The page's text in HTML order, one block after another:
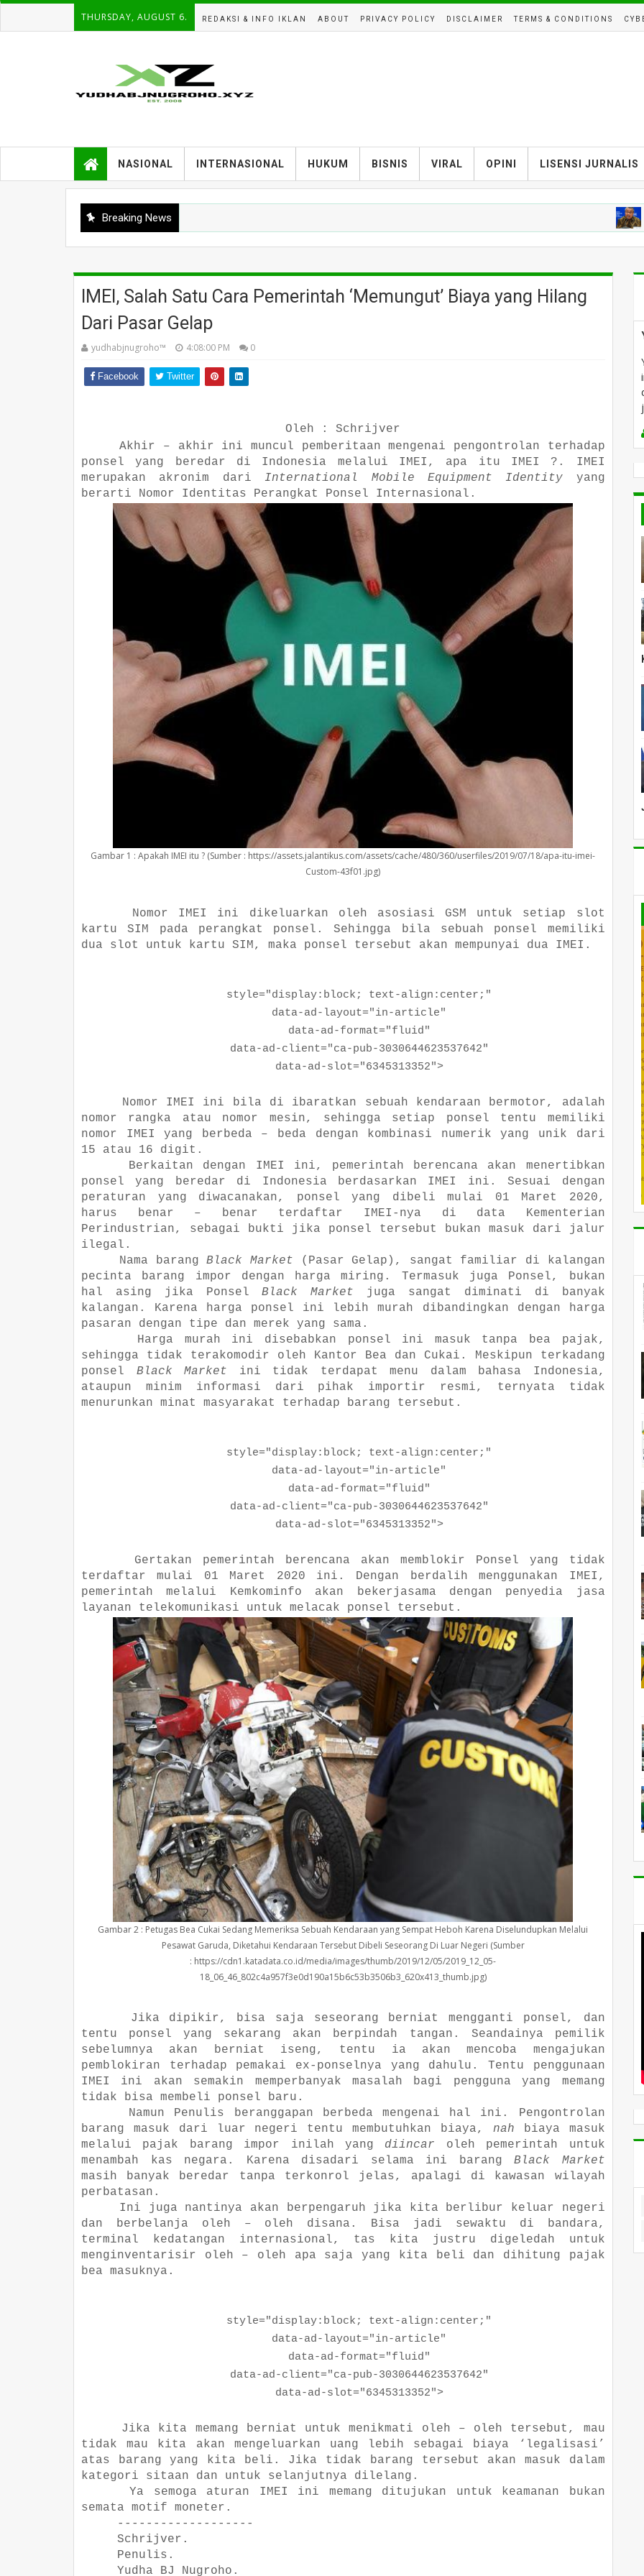
THURSDAY, AUGUST 6. REDAKSI & INFO IKLAN ABOUT PRIVACY POLICY DISCLAIMER TERMS & CONDITIONS
NASIONAL INTERNASIONAL HUKUM BISNIS VIRAL OPINI LISENSI JURNALIS
Breaking News HUKUM
IMEI, Salah Satu Cara Pemerintah ‘Memungut’ Biaya yang Hilang
Dari Pasar Gelap
yudhabjnugroho™️ 4:08:00 PM 0
Facebook Twitter
Oleh : Schrijver
Akhir – akhir ini muncul pemberitaan mengenai pengontrolan terhadap
ponsel yang beredar di Indonesia melalui IMEI, apa itu IMEI ?. IMEI
merupakan akronim dari International Mobile Equipment Identity yang
berarti Nomor Identitas Perangkat Ponsel Internasional.
Gambar 1 : Apakah IMEI itu ? (Sumber : https://assets.jalantikus.com/assets/cache/480/360/userfiles/2019/07/18/apa-itu-imei-
Custom-43f01.jpg)
Nomor IMEI ini dikeluarkan oleh asosiasi GSM untuk setiap slot
kartu SIM pada perangkat ponsel. Sehingga bila sebuah ponsel memiliki
dua slot untuk kartu SIM, maka ponsel tersebut akan mempunyai dua IMEI.
style="display:block; text-align:center;"
data-ad-layout="in-article"
data-ad-format="fluid"
data-ad-client="ca-pub-3030644623537642"
data-ad-slot="6345313352">
Nomor IMEI ini bila di ibaratkan sebuah kendaraan bermotor, adalah
nomor rangka atau nomor mesin, sehingga setiap ponsel tentu memiliki
nomor IMEI yang berbeda – beda dengan kombinasi numerik yang unik dari
15 atau 16 digit.
Berkaitan dengan IMEI ini, pemerintah berencana akan menertibkan
ponsel yang beredar di Indonesia berdasarkan IMEI ini. Sesuai dengan
peraturan yang diwacanakan, ponsel yang dibeli mulai 01 Maret 2020,
harus benar – benar terdaftar IMEI-nya di data Kementerian
Perindustrian, sebagai bukti jika ponsel tersebut bukan masuk dari jalur
ilegal.
Nama barangBlack Market (Pasar Gelap), sangat familiar di kalangan
pecinta barang impor dengan harga miring. Termasuk juga Ponsel, bukan
hal asing jika PonselBlack Market juga sangat diminati di banyak
kalangan. Karena harga ponsel ini lebih murah dibandingkan dengan harga
pasaran dengan tipe dan merek yang sama.
Harga murah ini disebabkan ponsel ini masuk tanpa bea pajak,
sehingga tidak terakomodir oleh Kantor Bea dan Cukai. Meskipun terkadang
ponsel Black Market ini tidak terdapat menu dalam bahasa Indonesia,
ataupun minim informasi dari pihak importir resmi, ternyata tidak
menurunkan minat masyarakat terhadap barang tersebut.
style="display:block; text-align:center;"
data-ad-layout="in-article"
data-ad-format="fluid"
data-ad-client="ca-pub-3030644623537642"
data-ad-slot="6345313352">
Gertakan pemerintah berencana akan memblokir Ponsel yang tidak
terdaftar mulai 01 Maret 2020 ini. Dengan berdalih menggunakan IMEI,
pemerintah melalui Kemkominfo akan bekerjasama dengan penyedia jasa
layanan telekomunikasi untuk melacak ponsel tersebut.
Gambar 2 : Petugas Bea Cukai Sedang Memeriksa Sebuah Kendaraan yang Sempat Heboh Karena Diselundupkan Melalui
Pesawat Garuda, Diketahui Kendaraan Tersebut Dibeli Seseorang Di Luar Negeri (Sumber
: https://cdn1.katadata.co.id/media/images/thumb/2019/12/05/2019_12_05-
18_06_46_802c4a957f3e0d190a15b6c53b3506b3_620x413_thumb.jpg)
Jika dipikir, bisa saja seseorang berniat mengganti ponsel, dan
tentu ponsel yang sekarang akan berpindah tangan. Seandainya pemilik
sebelumnya akan berniat iseng, tentu ia akan mencoba mengajukan
pemblokiran terhadap pemakai ex-ponselnya yang dahulu. Tentu penggunaan
IMEI ini akan semakin memperbanyak masalah bagi pengguna yang memang
tidak bisa membeli ponsel baru.
Namun Penulis beranggapan berbeda mengenai hal ini. Pengontrolan
barang masuk dari luar negeri tentu membutuhkan biaya, nah biaya masuk
melalui pajak barang impor inilah yang diincar oleh pemerintah untuk
menambah kas negara. Karena disadari selama ini barangBlack Market
masih banyak beredar tanpa terkonrol jelas, apalagi di kawasan wilayah
perbatasan.
Ini juga nantinya akan berpengaruh jika kita berlibur keluar negeri
dan berbelanja oleh – oleh disana. Bisa jadi sewaktu di bandara,
terminal kedatangan internasional, tas kita justru digeledah untuk
menginventarisir oleh – oleh apa saja yang kita beli dan dihitung pajak
bea masuknya.
style="display:block; text-align:center;"
data-ad-layout="in-article"
data-ad-format="fluid"
data-ad-client="ca-pub-3030644623537642"
data-ad-slot="6345313352">
Jika kita memang berniat untuk menikmati oleh – oleh tersebut, mau
tidak mau kita akan mengeluarkan uang lebih sebagai biaya ‘legalisasi’
atas barang yang kita beli. Jika tidak barang tersebut akan masuk dalam
kategori sitaan dan untuk selanjutnya dilelang.
Ya semoga aturan IMEI ini memang ditujukan untuk keamanan bukan
semata motif moneter.
-------------------
Schrijver.
Penulis.
Yudha BJ Nugroho.